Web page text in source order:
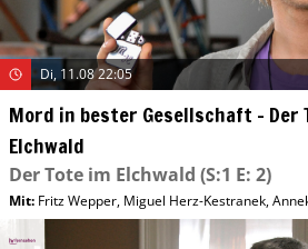
Di, 11.08 22:05
Mord in bester Gesellschaft – Der
Elchwald
Der Tote im Elchwald (S:1 E: 2)
Mit: Fritz Wepper, Miguel Herz-Kestranek,